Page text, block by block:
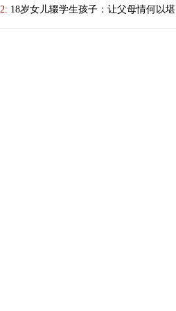
18岁女儿辍学生孩子：让父母情何以堪